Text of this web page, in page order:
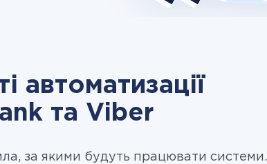
автоматизації
та Viber
за якими будуть працювати системи.